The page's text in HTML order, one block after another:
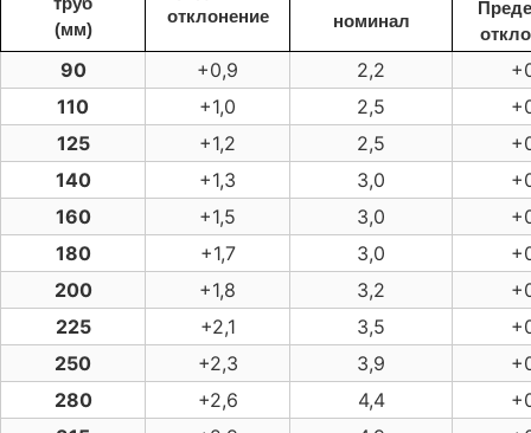
(мм)
отклонение
номинал
90 +0,9 2,2
110
+1,0 2,5
125
+1,2 2,5
140
+1,3 3,0
160
+1,5 3,0
180
+1,7 3,0
200
+1,8 3,2
225
+2,1 3,5
250
+2,3 3,9
280
+2,6 4,4